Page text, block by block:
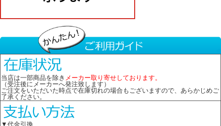
当店は一部商品を除き メーカー取り寄せしております。
（受注後にメーカーへ発注致します）
ご注文をいただいた時点で在庫切れの場合もございますので、あらかじめご
了承ください。
▼代金引換